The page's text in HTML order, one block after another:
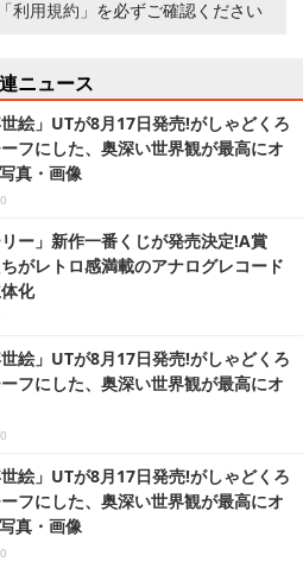
「利用規約」 を必ずご確認ください
ニュース
絵」UTが8月17日発売!がしゃどくろ
フにした、奥深い世界観が最高にオ
真・画像
リー」新作一番くじが発売決定!A賞
がレトロ感満載のアナログレコード
化
絵」UTが8月17日発売!がしゃどくろ
フにした、奥深い世界観が最高にオ
絵」UTが8月17日発売!がしゃどくろ
フにした、奥深い世界観が最高にオ
真・画像